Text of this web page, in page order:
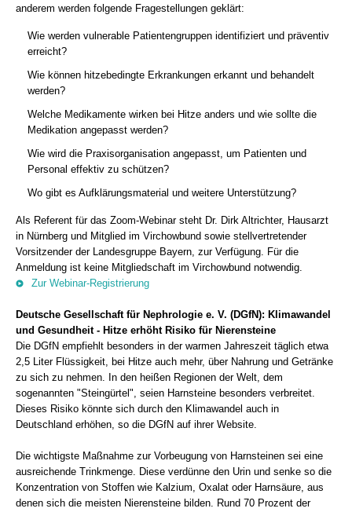
anderem werden folgende Fragestellungen geklärt:
Wie werden vulnerable Patientengruppen identifiziert und präventiv
erreicht?
Wie können hitzebedingte Erkrankungen erkannt und behandelt
werden?
Welche Medikamente wirken bei Hitze anders und wie sollte die
Medikation angepasst werden?
Wie wird die Praxisorganisation angepasst, um Patienten und
Personal effektiv zu schützen?
Wo gibt es Aufklärungsmaterial und weitere Unterstützung?
Als Referent für das Zoom-Webinar steht Dr. Dirk Altrichter, Hausarzt
in Nürnberg und Mitglied im Virchowbund sowie stellvertretender
Vorsitzender der Landesgruppe Bayern, zur Verfügung. Für die
Anmeldung ist keine Mitgliedschaft im Virchowbund notwendig.
Zur Webinar-Registrierung
Deutsche Gesellschaft für Nephrologie e. V. (DGfN): Klimawandel
und Gesundheit - Hitze erhöht Risiko für Nierensteine
Die DGfN empfiehlt besonders in der warmen Jahreszeit täglich etwa
2,5 Liter Flüssigkeit, bei Hitze auch mehr, über Nahrung und Getränke
zu sich zu nehmen. In den heißen Regionen der Welt, dem
sogenannten "Steingürtel", seien Harnsteine besonders verbreitet.
Dieses Risiko könnte sich durch den Klimawandel auch in
Deutschland erhöhen, so die DGfN auf ihrer Website.
Die wichtigste Maßnahme zur Vorbeugung von Harnsteinen sei eine
ausreichende Trinkmenge. Diese verdünne den Urin und senke so die
Konzentration von Stoffen wie Kalzium, Oxalat oder Harnsäure, aus
denen sich die meisten Nierensteine bilden. Rund 70 Prozent der